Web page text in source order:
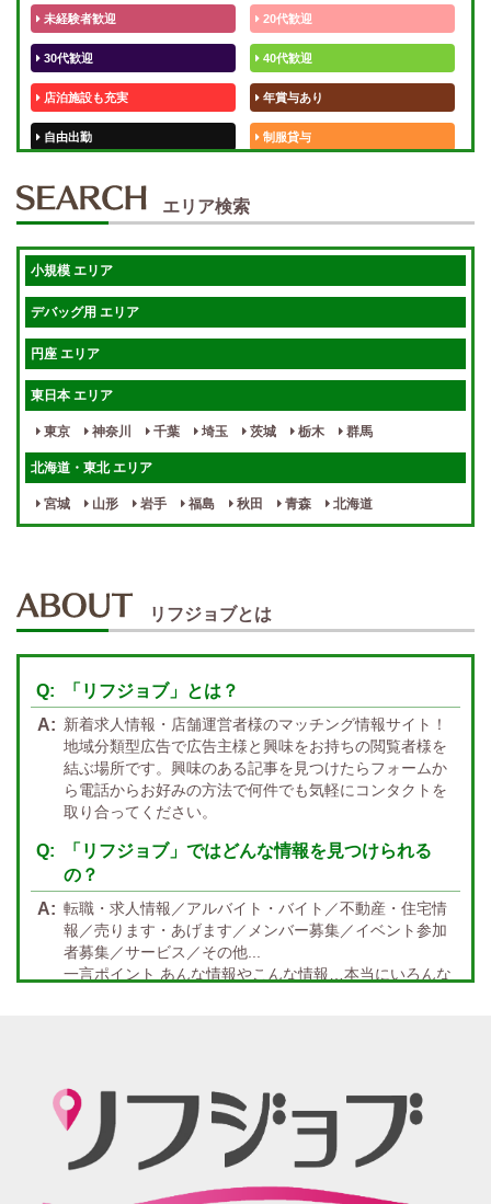
未経験者歓迎 20代歓迎
30代歓迎 40代歓迎
店泊施設も充実 年賞与あり
自由出勤 制服貸与
短期OK 入店祝金あり
週1～OK 健全店で安心！
宿泊相談可 保証制度完備
指名料100％バック！ 寮完備
女性スタッフがいる！ 終電後店泊OK
週１～OK 自宅待機OK
かけもちOK 給与保証あり
週1日～OK
指名バック率高め 週1・月1～OK
託児所紹介あり 初心者歓迎
資格者優遇
宿泊・送迎あり 50代以上歓迎
経験者優遇
経験者歓迎 未経験者あり
未経験者金着 60代歓迎
エリア検索
小規模 エリア
デバッグ用 エリア
円座 エリア
東日本 エリア
東京 神奈川 千葉 埼玉 茨城 栃木 群馬
北海道・東北 エリア
宮城 山形 岩手 福島 秋田 青森 北海道
静岡
関西 エリア
九州・沖縄 エリア
大分 福岡 佐賀 長崎 宮崎 熊本 鹿児島 沖縄
中四国 エリア
岡山 鳥取 広島 島根
リフジョブとは
「リフジョブ」とは？
新着求人情報・店舗運営者様のマッチング情報サイト！
地域分類型広告で広告主様と興味をお持ちの閲覧者様を
結ぶ場所です。興味のある記事を見つけたらフォームか
ら電話からお好みの方法で何件でも気軽にコンタクトを
取り合ってください。
「リフジョブ」ではどんな情報を見つけられる
の？
転職・求人情報／アルバイト・バイト／不動産・住宅情
報／売ります・あげます／メンバー募集／イベント参加
者募集／サービス／その他...
一言ポイント あんな情報やこんな情報…本当にいろんな
紙面媒体スポーツ紙のあの広告求人情報から意味深長な
広告!?まで興味のある方もただ眺めてるだけ、という通り
すがりの方へも！もっとkhaosな情報たちを掲載する場所
が欲しい！というお客様の要望を実現、もっと広く発信